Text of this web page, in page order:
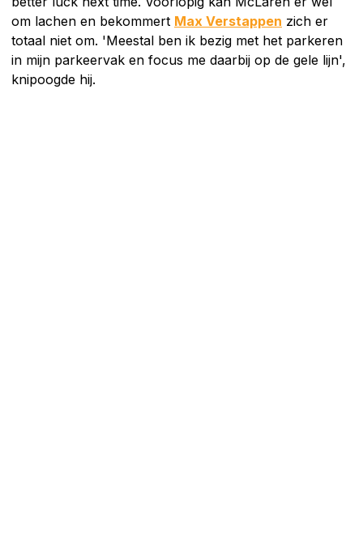
om lachen en bekommert Max Verstappen zich er
totaal niet om. 'Meestal ben ik bezig met het parkeren
in mijn parkeervak en focus me daarbij op de gele lijn',
knipoogde hij.